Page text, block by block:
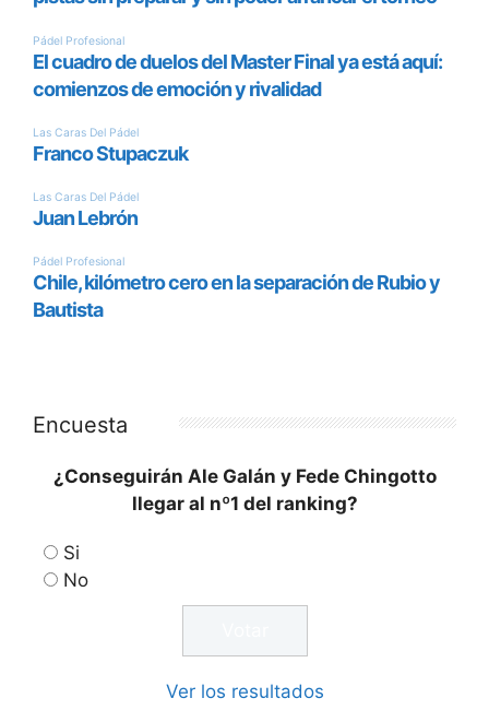
Encuesta
¿Conseguirán Ale Galán y Fede Chingotto
llegar al nº1 del ranking?
Si
No
Ver los resultados